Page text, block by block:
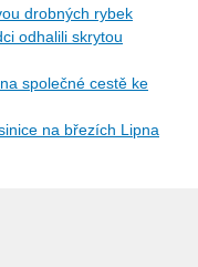
drobných rybek
odhalili skrytou
společné cestě ke
na březích Lipna